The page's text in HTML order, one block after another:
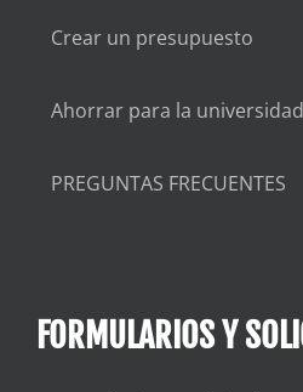
Crear un presupuesto
Ahorrar para la universidad
PREGUNTAS FRECUENTES
FORMULARIOS Y